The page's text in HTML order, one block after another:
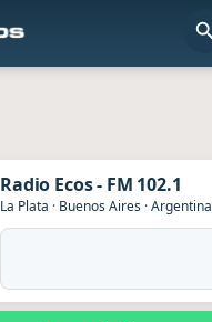
Radio Ecos - FM 102.1
La Plata · Buenos Aires ·Argentina